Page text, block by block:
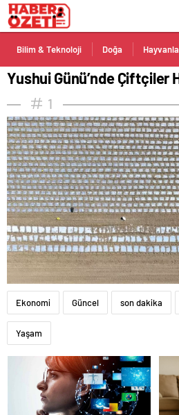
Bilim & Teknoloji Doğa
Yushui Günü’nde Çiftçiler
1
Ekonomi Güncel son dakika
Yaşam